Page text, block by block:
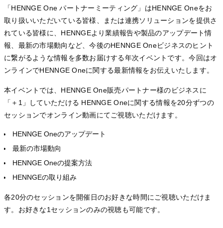
「HENNGE One パートナーミーティング」はHENNGE Oneをお
取り扱いいただいている皆様、または連携ソリューションを提供さ
れている皆様に、HENNGEより業績報告や製品のアップデート情
報、最新の市場動向など、今後のHENNGE Oneビジネスのヒント
に繋がるような情報を多数お届けする年次イベントです。今回はオ
ンラインでHENNGE Oneに関する最新情報をお伝えいたします。
本イベントでは、HENNGE One販売パートナー様のビジネスに
「＋1」していただける HENNGE Oneに関する情報を20分ずつの
セッションでオンライン動画にてご視聴いただけます。
HENNGE Oneのアップデート
最新の市場動向
HENNGE Oneの提案方法
HENNGEの取り組み
各20分のセッションを開催日のお好きな時間にご視聴いただけま
す。お好きな1セッションのみの視聴も可能です。